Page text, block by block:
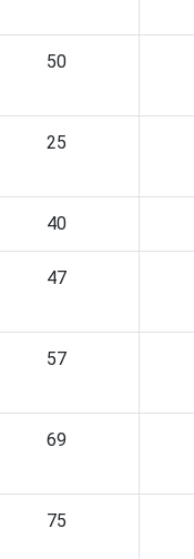
50
25
40
47
57
69
75